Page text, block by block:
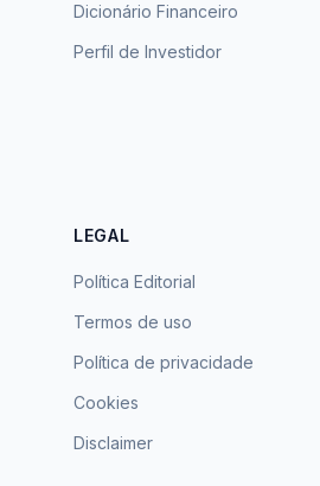
Dicionário Financeiro
Perfil de Investidor
LEGAL
Política Editorial
Termos de uso
Política de privacidade
Cookies
Disclaimer